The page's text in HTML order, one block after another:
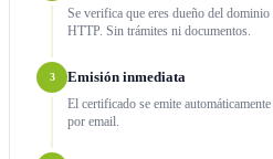
Se verifica que eres dueño del
HTTP. Sin trámites ni documentos.
3
Emisión inmediata
El certificado se emite
por email.